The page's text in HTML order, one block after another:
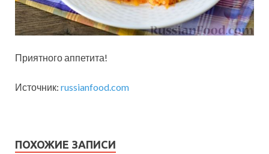
Приятного аппетита!
Источник: russianfood.com
ПОХОЖИЕ ЗАПИСИ